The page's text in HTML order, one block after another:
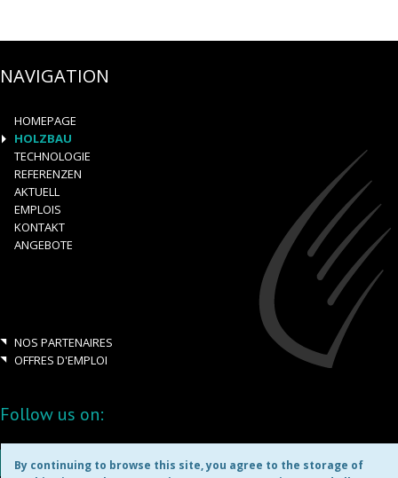
NAVIGATION
HOMEPAGE
HOLZBAU
TECHNOLOGIE
REFERENZEN
AKTUELL
EMPLOIS
KONTAKT
ANGEBOTE
NOS PARTENAIRES
OFFRES D'EMPLOI
Follow us on:
By continuing to browse this site, you agree to the storage of